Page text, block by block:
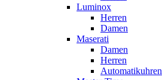
Luminox
Herren
Damen
Maserati
Damen
Herren
Automatikuhren